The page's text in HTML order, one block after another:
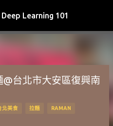
要內容Learning 101
台北市大安區復興南
北美食 拉麵 RAMAN